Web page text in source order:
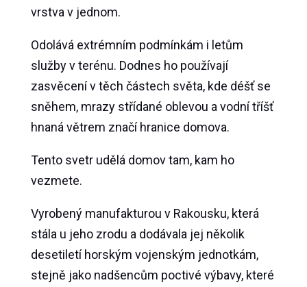
vrstva v jednom.
Odolává extrémním podmínkám i letům
služby v terénu. Dodnes ho používají
zasvěcení v těch částech světa, kde déšť se
sněhem, mrazy střídané oblevou a vodní tříšť
hnaná větrem značí hranice domova.
Tento svetr udělá domov tam, kam ho
vezmete.
Vyrobený manufakturou v Rakousku, která
stála u jeho zrodu a dodávala jej několik
desetiletí horským vojenským jednotkám,
stejně jako nadšencům poctivé výbavy, které